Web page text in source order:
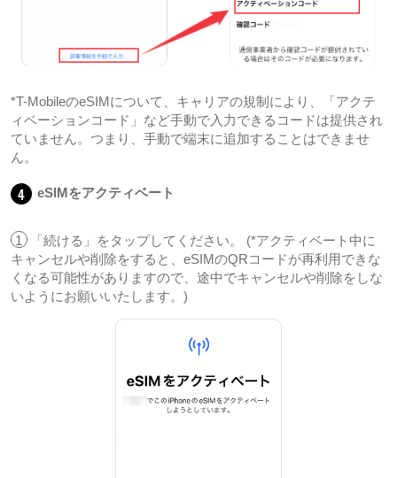
*T-MobileのeSIMについて、キャリアの規制により、「アクテ
ィベーションコード」など手動で入力できるコードは提供され
ていません。つまり、手動で端末に追加することはできませ
ん。
4 eSIMをアクティベート
1
「続ける」をタップしてください。 (*アクティベート中に
キャンセルや削除をすると、eSIMのQRコードが再利用できな
くなる可能性がありますので、途中でキャンセルや削除をしな
いようにお願いいたします。)